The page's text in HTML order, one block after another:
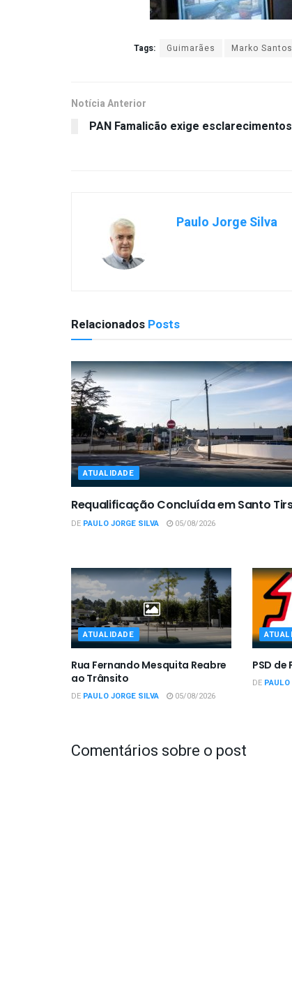
Tags: Guimarães Marko Santos
Notícia Anterior
PAN Famalicão exige esclarecimentos
Paulo Jorge Silva
Relacionados Posts
ATUALIDADE
Requalificação Concluída em Santo
DE PAULO JORGE SILVA 05/08/2026
ATUALIDADE
Rua Fernando Mesquita Reabre
ao Trânsito
DE PAULO JORGE SILVA 05/08/2026
PSD
DE
Comentários sobre o post